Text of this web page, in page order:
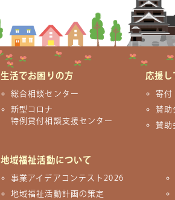
生活でお困りの方
総合相談センター
新型コロナ
特例貸付相談支援センター
応援
寄付
賛助
賛助
地域福祉活動について
事業アイデアコンテスト2026
地域福祉活動計画の策定